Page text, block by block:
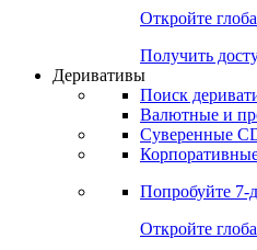
Откройте
Получить
Деривативы
Поиск
Валютные и
Суверенные
Попробуйте 7-
Откройте